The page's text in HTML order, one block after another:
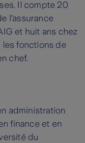
Il compte 20
l’assurance
et huit ans chez
les fonctions de
chef.
administration
finance et en
du